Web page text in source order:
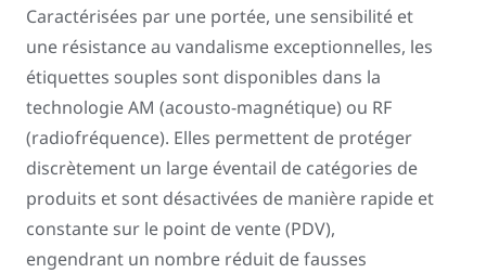
Caractérisées par une portée, une sensibilité et
une résistance au vandalisme exceptionnelles, les
étiquettes souples sont disponibles dans la
technologie AM (acousto-magnétique) ou RF
(radiofréquence). Elles permettent de protéger
discrètement un large éventail de catégories de
produits et sont désactivées de manière rapide et
constante sur le point de vente (PDV),
engendrant un nombre réduit de fausses